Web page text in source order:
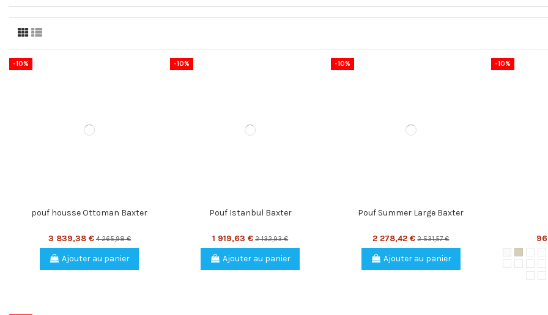
-10%
pouf housse Ottoman Baxter
3 839,38 € 4 265,98 €
Ajouter au panier
-10%
Pouf Istanbul Baxter
1 919,63 € 2 132,93 €
Ajouter au panier
-10%
Pouf Summer Large Baxter
2 278,42 € 2 531,57 €
Ajouter au panier
-10%
Bianco
Avorio
Giallo
LimeLila